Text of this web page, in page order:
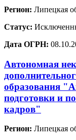
Регион: Липецкая
Статус:
Дата ОГРН:
Автономная
образования
подготовки и
кадров"
Регион: Липецкая